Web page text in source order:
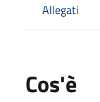
Allegati
Cos'è